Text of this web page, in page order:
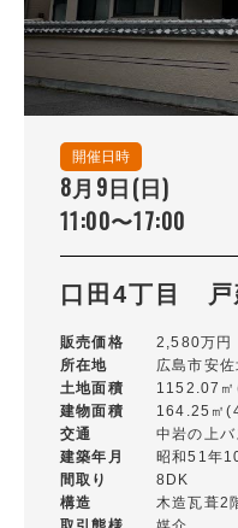
な行
は行
ま行
広島市(安佐南区以外)
その他のエリア
絞り込み条件
価格
〜
土地面積
〜
建物面積
開催日時
8月9日(日)
11:00〜17:00
口田4丁目 戸
販売価格
2,580万円
所在地
広島市安
土地面積
1152.07
建物面積
164.25㎡
交通
中岩の上
建築年月
昭和51年
間取り
8DK
構造
木造瓦葺2